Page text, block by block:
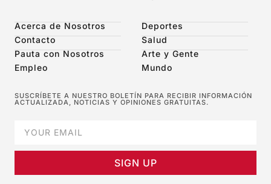
Acerca de Nosotros
Contacto
Pauta con Nosotros
Empleo
Deportes
Salud
Arte y Gente
Mundo
SUSCRÍBETE A NUESTRO BOLETÍN PARA RECIBIR INFORMACIÓN
ACTUALIZADA, NOTICIAS Y OPINIONES GRATUITAS.
SIGN UP